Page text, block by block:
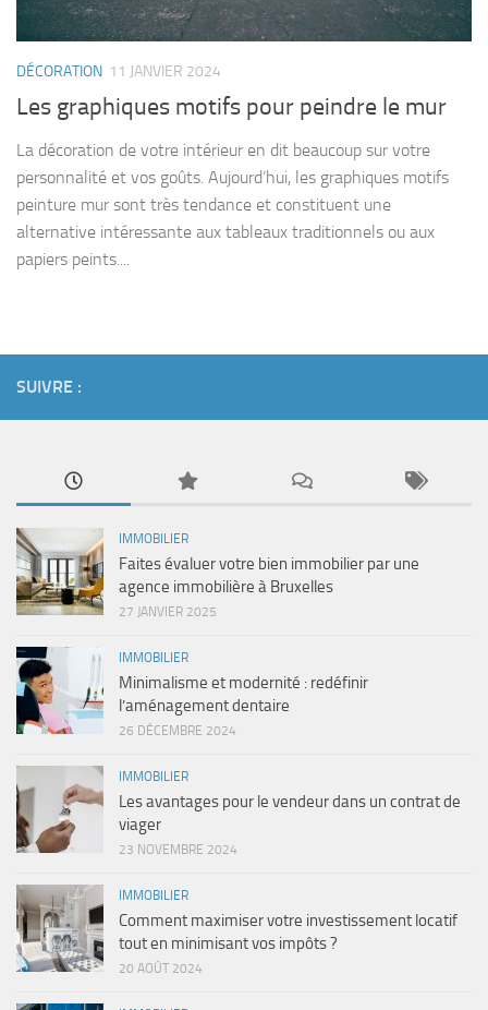
DÉCORATION 11 JANVIER 2024
Les graphiques motifs pour peindre le mur
La décoration de votre intérieur en dit beaucoup sur votre
personnalité et vos goûts. Aujourd’hui, les graphiques motifs
peinture mur sont très tendance et constituent une
alternative intéressante aux tableaux traditionnels ou aux
papiers peints....
SUIVRE :
IMMOBILIER
Faites évaluer votre bien immobilier par une
agence immobilière à Bruxelles
27 JANVIER 2025
IMMOBILIER
Minimalisme et modernité : redéfinir
l’aménagement dentaire
26 DÉCEMBRE 2024
IMMOBILIER
Les avantages pour le vendeur dans un contrat de
viager
23 NOVEMBRE 2024
IMMOBILIER
Comment maximiser votre investissement locatif
tout en minimisant vos impôts ?
20 AOÛT 2024